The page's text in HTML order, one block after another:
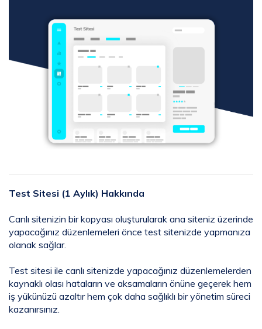
Test Sitesi (1 Aylık) Hakkında
Canlı sitenizin bir kopyası oluşturularak ana siteniz üzerinde
yapacağınız düzenlemeleri önce test sitenizde yapmanıza
olanak sağlar.
Test sitesi ile canlı sitenizde yapacağınız düzenlemelerden
kaynaklı olası hataların ve aksamaların önüne geçerek hem
iş yükünüzü azaltır hem çok daha sağlıklı bir yönetim süreci
kazanırsınız.